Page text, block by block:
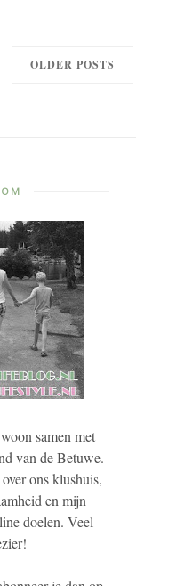
OLDER POSTS
samen met
van de Betuwe.
ons klushuis,
en mijn
doelen. Veel